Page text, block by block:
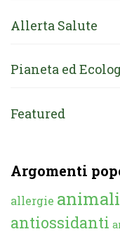
Allerta Salute
Pianeta ed
Featured
Argomenti
allergie animali
antiossidanti